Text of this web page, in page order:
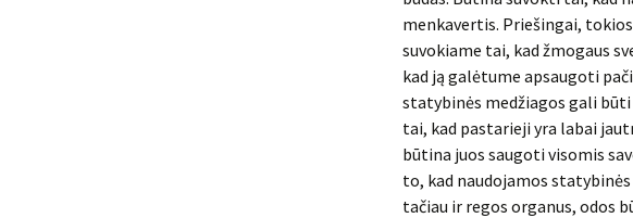
menkavertis. Priešingai,
suvokiame tai, kad žmogaus
kad ją galėtume apsaugoti
statybinės medžiagos gali
tai, kad pastarieji yra labai
būtina juos saugoti visomis
to, kad naudojamos
tačiau ir regos organus, odos